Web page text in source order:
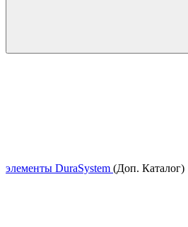
элементы DuraSystem (Доп. Каталог)